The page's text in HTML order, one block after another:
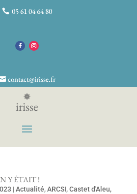
05 61 04 64 80
contact@irisse.fr
irisse
Y ÉTAIT !
|Actualité,ARCSI,Castet d'Aleu,